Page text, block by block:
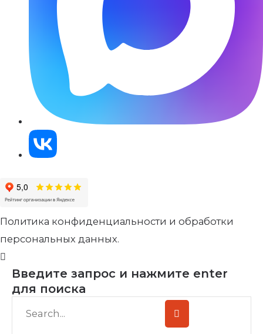
Политика конфиденциальности и обработки
персональных данных.
Введите запрос и нажмите enter
для поиска